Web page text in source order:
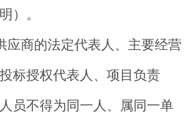
）。
商的法定代表人、主要经营
标授权代表人、项目负责
员不得为同一人、属同一单